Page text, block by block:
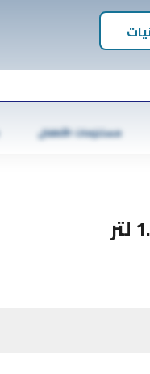
مستلزمات الأطفال